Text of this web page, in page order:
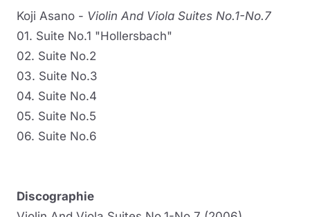
Koji Asano - Violin And Viola Suites No.1-No.7
01. Suite No.1 "Hollersbach"
02. Suite No.2
03. Suite No.3
04. Suite No.4
05. Suite No.5
06. Suite No.6
Discographie